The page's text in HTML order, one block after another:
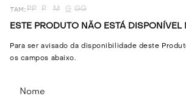
PP P M G GG
ESTE PRODUTO NÃO ESTÁ
Para ser avisado da disponibilidade deste
os campos abaixo.